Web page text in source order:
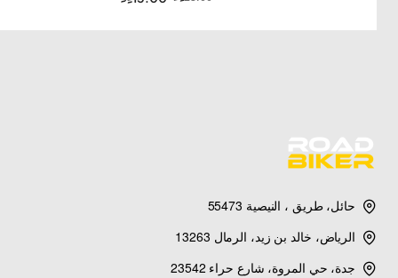
حائل، طريق ، النيصية 55473
الرياض، خالد بن زيد، الرمال 13263
جدة، حي المروة، شارع حراء 23542